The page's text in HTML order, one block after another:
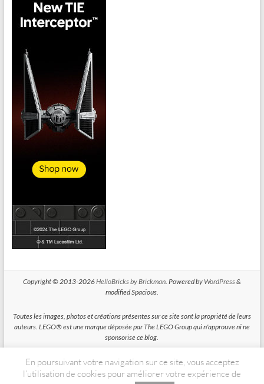
Copyright © 2013-2026HelloBricks by Brickman. Powered by WordPress&
modified Spacious.
Toutes les images, photos et créations présentes sur ce site sont la propriété de leurs
auteurs. LEGO® est une marque déposée par The LEGO Group qui n'approuve ni ne
sponsorise ce blog.
HelloBricks participe au Programme Partenaires d'Amazon EU, un programme
d'affiliation conçu pour permettre à des sites de percevoir une rémunération grace à
En poursuivant votre navigation sur ce site, vous acceptez
l’utilisation de cookies pour améliorer votre expérience de